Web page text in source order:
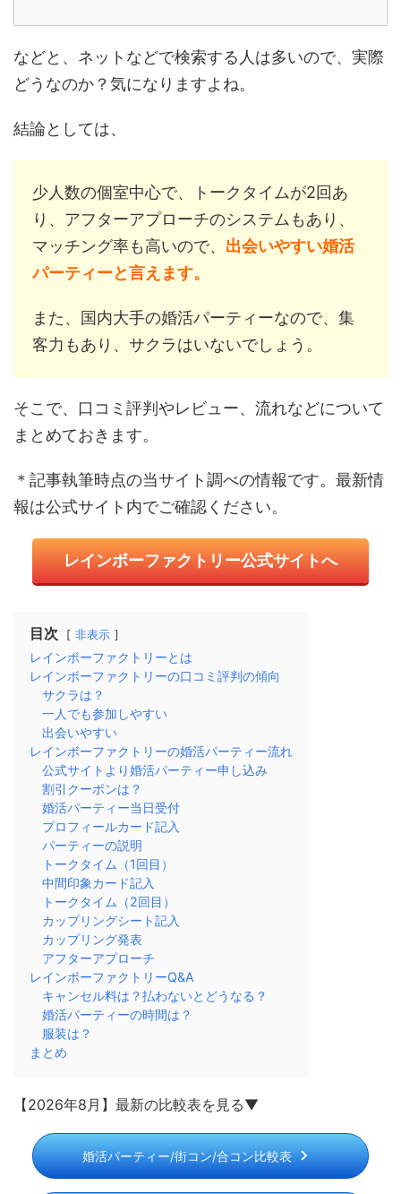
などと、ネットなどで検索する人は多いので、実際
どうなのか？気になりますよね。
結論としては、
少人数の個室中心で、トークタイムが2回あ
り、アフターアプローチのシステムもあり、
マッチング率も高いので、 出会いやすい婚活
パーティーと言えます。
また、国内大手の婚活パーティーなので、集
客力もあり、サクラはいないでしょう。
そこで、口コミ評判やレビュー、流れなどについて
まとめておきます。
＊記事執筆時点の当サイト調べの情報です。最新情
報は公式サイト内でご確認ください。
レインボーファクトリー公式サイトへ
目次 非表示
レインボーファクトリーとは
レインボーファクトリーの口コミ評判の傾向
サクラは？
一人でも参加しやすい
出会いやすい
レインボーファクトリーの婚活パーティー流れ
公式サイトより婚活パーティー申し込み
割引クーポンは？
婚活パーティー当日受付
プロフィールカード記入
パーティーの説明
トークタイム（1回目）
中間印象カード記入
トークタイム（2回目）
カップリングシート記入
カップリング発表
アフターアプローチ
レインボーファクトリーQ&A
キャンセル料は？払わないとどうなる？
婚活パーティーの時間は？
服装は？
まとめ
【2026年8月】最新の比較表を見る▼
婚活パーティー/街コン/合コン比較表